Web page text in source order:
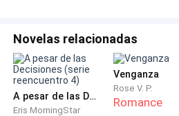
Novelas relacionadas
A pesar de las Decisiones (serie reencuentro 4)
Eris MorningStar
Venganza
Rose V. P.
Romance